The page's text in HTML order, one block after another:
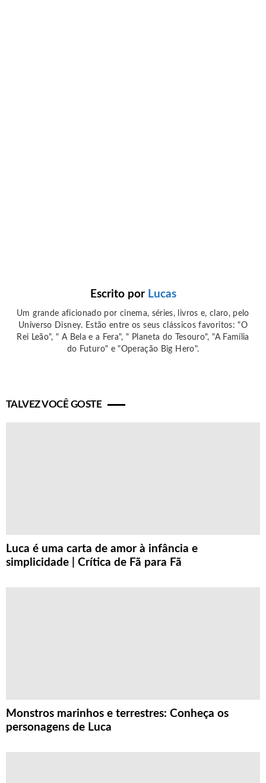
Escrito por Lucas
Um grande aficionado por cinema, séries, livros e, claro, pelo
Universo Disney. Estão entre os seus clássicos favoritos: "O
Rei Leão", " A Bela e a Fera", " Planeta do Tesouro", "A Família
do Futuro" e "Operação Big Hero".
TALVEZ VOCÊ GOSTE
Luca é uma carta de amor à infância e
simplicidade | Crítica de Fã para Fã
Monstros marinhos e terrestres: Conheça os
personagens de Luca